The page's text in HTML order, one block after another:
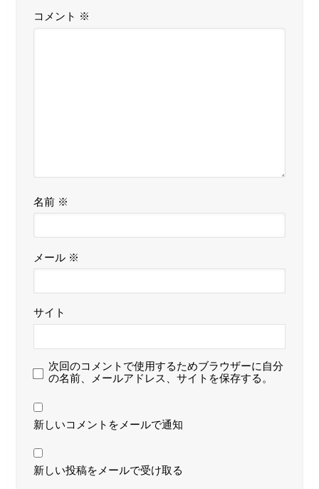
コメント ※
名前 ※
メール ※
サイト
次回のコメントで使用するためブラウザーに自分
の名前、メールアドレス、サイトを保存する。
新しいコメントをメールで通知
新しい投稿をメールで受け取る